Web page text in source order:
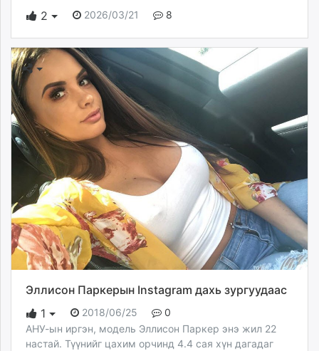
2
2026/03/21 8
Эллисон Паркерын Instagram дахь зургуудаас
1
2018/06/25
0
АНУ-ын иргэн, модель Эллисон Паркер энэ жил 22
настай. Түүнийг цахим орчинд 4.4 сая хүн дагадаг